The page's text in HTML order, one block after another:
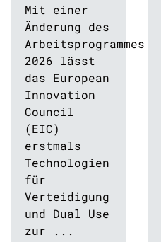
Mit einer
Änderung des
Arbeitsprogrammes
2026 lässt
das European
Innovation
Council
(EIC)
erstmals
Technologien
für
Verteidigung
und Dual Use
zur ...